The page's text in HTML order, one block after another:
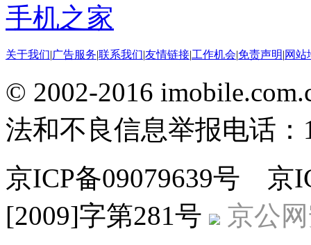
手机之家
关于我们|广告服务|联系我们|友情链接|工作机会|免责声明|网站
© 2002-2016
法和不良信息举报电话：
京ICP备09079639号 京
[2009]字第281号
京公